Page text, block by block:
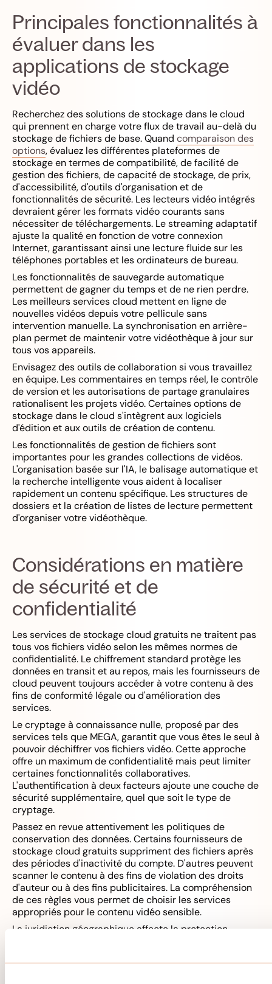
Principales fonctionnalités à
évaluer dans les
applications de stockage
vidéo
Recherchez des solutions de stockage dans le cloud
qui prennent en charge votre flux de travail au-delà du
stockage de fichiers de base. Quand comparaison des
options, évaluez les différentes plateformes de
stockage en termes de compatibilité, de facilité de
gestion des fichiers, de capacité de stockage, de prix,
d'accessibilité, d'outils d'organisation et de
fonctionnalités de sécurité. Les lecteurs vidéo intégrés
devraient gérer les formats vidéo courants sans
nécessiter de téléchargements. Le streaming adaptatif
ajuste la qualité en fonction de votre connexion
Internet, garantissant ainsi une lecture fluide sur les
téléphones portables et les ordinateurs de bureau.
Les fonctionnalités de sauvegarde automatique
permettent de gagner du temps et de ne rien perdre.
Les meilleurs services cloud mettent en ligne de
nouvelles vidéos depuis votre pellicule sans
intervention manuelle. La synchronisation en arrière-
plan permet de maintenir votre vidéothèque à jour sur
tous vos appareils.
Envisagez des outils de collaboration si vous travaillez
en équipe. Les commentaires en temps réel, le contrôle
de version et les autorisations de partage granulaires
rationalisent les projets vidéo. Certaines options de
stockage dans le cloud s'intègrent aux logiciels
d'édition et aux outils de création de contenu.
Les fonctionnalités de gestion de fichiers sont
importantes pour les grandes collections de vidéos.
L'organisation basée sur l'IA, le balisage automatique et
la recherche intelligente vous aident à localiser
rapidement un contenu spécifique. Les structures de
dossiers et la création de listes de lecture permettent
d'organiser votre vidéothèque.
Considérations en matière
de sécurité et de
confidentialité
Les services de stockage cloud gratuits ne traitent pas
tous vos fichiers vidéo selon les mêmes normes de
confidentialité. Le chiffrement standard protège les
données en transit et au repos, mais les fournisseurs de
cloud peuvent toujours accéder à votre contenu à des
fins de conformité légale ou d'amélioration des
services.
Le cryptage à connaissance nulle, proposé par des
services tels que MEGA, garantit que vous êtes le seul à
pouvoir déchiffrer vos fichiers vidéo. Cette approche
offre un maximum de confidentialité mais peut limiter
certaines fonctionnalités collaboratives.
L'authentification à deux facteurs ajoute une couche de
sécurité supplémentaire, quel que soit le type de
cryptage.
Passez en revue attentivement les politiques de
conservation des données. Certains fournisseurs de
stockage cloud gratuits suppriment des fichiers après
des périodes d'inactivité du compte. D'autres peuvent
scanner le contenu à des fins de violation des droits
d'auteur ou à des fins publicitaires. La compréhension
de ces règles vous permet de choisir les services
appropriés pour le contenu vidéo sensible.
La juridiction géographique affecte la protection
vie privée offrent souvent des protections renforcées